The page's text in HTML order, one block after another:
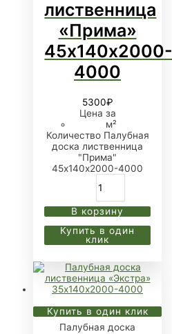
лиственница
«Прима»
45х140х2000-
4000
5300₽
Цена за
м²
Количество Палубная
доска лиственница
"Прима"
45х140х2000-4000
В корзину
Купить в один
клик
Купить в один клик
Палубная доска